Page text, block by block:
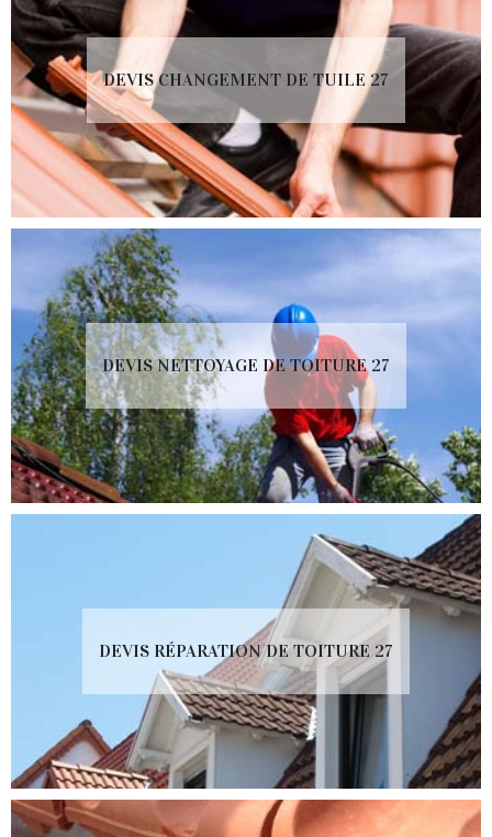
DEVIS CHANGEMENT DE TUILE 27
DEVIS NETTOYAGE DE TOITURE 27
DEVIS RÉPARATION DE TOITURE 27